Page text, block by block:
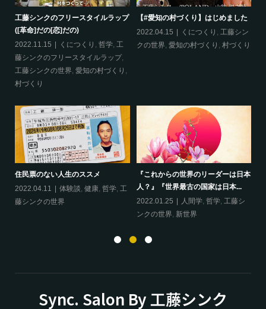
工藤シンクのフリースタイルラップ
([革命]だの[恋]だの)
2022.11.15
くにつくり , 哲学, 工
藤シンクのフリースタイルラップ,
工藤シンクの世界, 愛知の村づくり ,
村づくり
【#愛知の村づくり】はじめました
2022.04.15
くにつくり , 工藤シン
クの世界, 愛知の村づくり , 村づくり
住民票のない人生のススメ
2022.04.11
体験談, 健康, 哲学, 工
藤シンクの世界
『これからの世界のリーダーは日本
人？』『世界最古の国家は日本...
2022.01.25
人間学, 哲学, 工藤シ
ンクの世界, 新世界
Sync. Salon By 工藤シンク